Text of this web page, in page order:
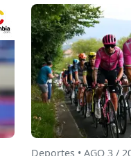
Deportes • AGO 3 /